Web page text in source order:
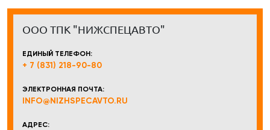
ООО ТПК "НИЖСПЕЦАВТО"
ЕДИНЫЙ ТЕЛЕФОН:
+ 7 (831) 218-90-80
ЭЛЕКТРОННАЯ ПОЧТА:
INFO@NIZHSPECAVTO.RU
АДРЕС: